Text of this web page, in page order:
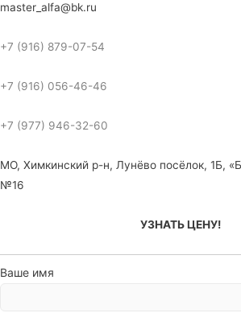
master_alfa@bk.ru
+7 (916) 879-07-54
+7 (916) 056-46-46
+7 (977) 946-32-60
МО, Химкинский р-н, Лунёво посёлок, 1Б,
№16
УЗНАТЬ ЦЕНУ!
Ваше имя